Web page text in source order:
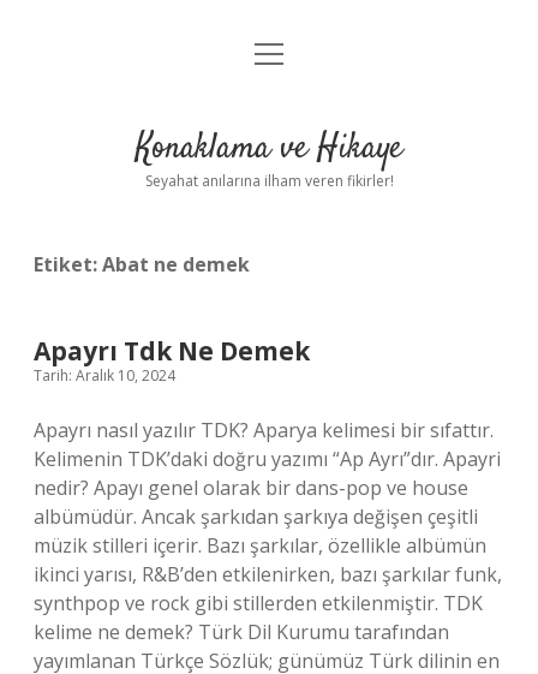
Anasayfa
Yasal Uyarı
menüyü
Konaklama ve Hikaye
Seyahat anılarına ilham veren fikirler!
Etiket:Abat ne demek
Apayrı Tdk Ne Demek
Tarih: Aralık 10, 2024
Apayrı nasıl yazılır TDK? Aparya kelimesi bir sıfattır.
Kelimenin TDK’daki doğru yazımı “Ap Ayrı”dır. Apayri
nedir? Apayı genel olarak bir dans-pop ve house
albümüdür. Ancak şarkıdan şarkıya değişen çeşitli
müzik stilleri içerir. Bazı şarkılar, özellikle albümün
ikinci yarısı, R&B’den etkilenirken, bazı şarkılar funk,
synthpop ve rock gibi stillerden etkilenmiştir. TDK
kelime ne demek? Türk Dil Kurumu tarafından
yayımlanan Türkçe Sözlük; günümüz Türk dilinin en